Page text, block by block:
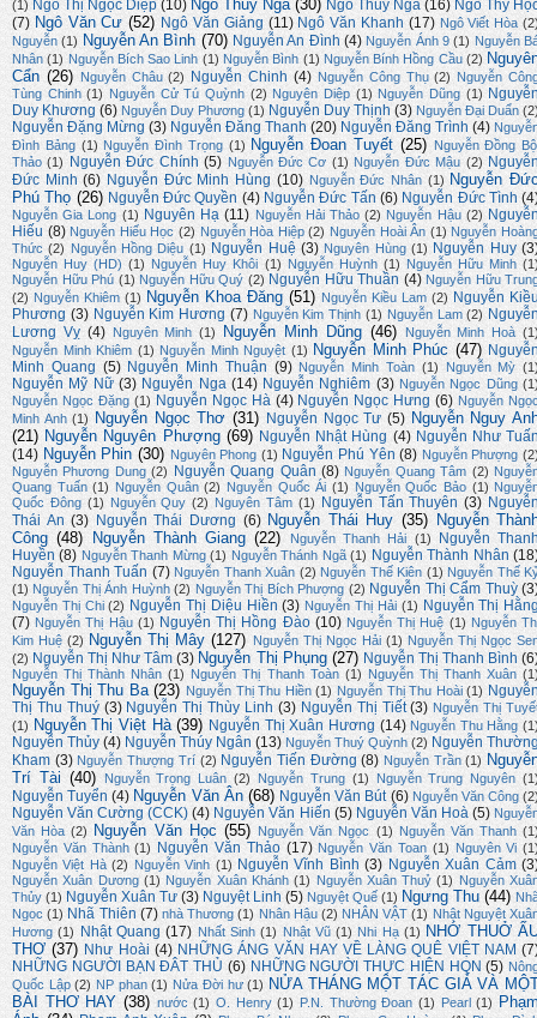
(1) Ngô Thị Ngọc Diệp (10) Ngô Thuý Nga (30) Ngô Thúy Nga (16) Ngô Thy
(7) Ngô Văn Cư (52) Ngô Văn Giảng (11) Ngô Văn Khanh (17) Ngô Viết Hòa
Nguyễn (1) Nguyễn An Bình (70) Nguyễn An Đình (4) Nguyễn Ánh 9 (1) Nguyễn
Nhân (1) Nguyễn Bích Sao Linh (1) Nguyễn Bình (1) Nguyễn Bính Hồng Cầu (2)
Cẩn (26) Nguyễn Châu (2) Nguyễn Chinh (4) Nguyễn Công Thụ (2) Nguyễn
Tùng Chinh (1) Nguyễn Cử Tú Quỳnh (2) Nguyên Diệp (1) Nguyễn Dũng (1)
Duy Khương (6) Nguyễn Duy Phương (1) Nguyễn Duy Thịnh (3) Nguyễn Đại Duẩn
Nguyễn Đặng Mừng (3) Nguyễn Đăng Thanh (20) Nguyễn Đăng Trình (4)
Đình Bảng (1) Nguyễn Đình Trọng (1) Nguyễn Đoan Tuyết (25)
Nguyễn Đồng
Thảo (1) Nguyễn Đức Chính (5) Nguyễn Đức Cơ (1) Nguyễn Đức Mậu (2)
Đức Minh (6) Nguyễn Đức Minh Hùng (10) Nguyễn Đức Nhân (1) Nguyễn
Phú Thọ (26) Nguyễn Đức Quyền (4) Nguyễn Đức Tấn (6) Nguyễn Đức Tình
Nguyễn Gia Long (1) Nguyên Hạ (11) Nguyễn Hải Thảo (2) Nguyễn Hậu (2)
Hiếu (8) Nguyễn Hiếu Học (2) Nguyễn Hòa Hiệp (2) Nguyễn Hoài Ân (1) Nguyễn
Thức (2) Nguyễn Hồng Diệu (1) Nguyễn Huệ (3) Nguyên Hùng (1) Nguyễn Huy
Nguyễn Huy (HD) (1) Nguyễn Huy Khôi (1) Nguyễn Huỳnh (1) Nguyễn Hữu Minh
Nguyễn Hữu Phú (1) Nguyễn Hữu Quý (2) Nguyễn Hữu Thuần (4) Nguyễn Hữu
(2) Nguyễn Khiêm (1) Nguyễn Khoa Đăng (51) Nguyễn Kiều Lam (2) Nguyễn
Phương (3) Nguyễn Kim Hương (7) Nguyễn Kim Thịnh (1) Nguyễn Lam (2)
Lương Vỵ (4) Nguyên Minh (1) Nguyễn Minh Dũng (46) Nguyễn Minh Hoà
Nguyễn Minh Khiêm (1) Nguyễn Minh Nguyệt (1) Nguyễn Minh Phúc (47)
Minh Quang (5) Nguyễn Minh Thuận (9) Nguyễn Minh Toàn (1) Nguyễn Mỳ
Nguyễn Mỹ Nữ (3) Nguyễn Nga (14) Nguyễn Nghiêm (3) Nguyễn Ngọc Dũng
Nguyễn Ngọc Đặng (1) Nguyễn Ngọc Hà (4) Nguyễn Ngọc Hưng (6) Nguyễn
Minh Anh (1) Nguyễn Ngọc Thơ (31) Nguyễn Ngọc Tư (5) Nguyễn Nguy
(21) Nguyễn Nguyên Phượng (69) Nguyễn Nhật Hùng (4) Nguyễn Như
(14) Nguyễn Phin (30) Nguyên Phong (1) Nguyễn Phú Yên (8) Nguyễn Phượng
Nguyễn Phương Dung (2) Nguyễn Quang Quân (8) Nguyễn Quang Tâm (2)
Quang Tuấn (1) Nguyễn Quân (2) Nguyễn Quốc Ái (1) Nguyễn Quốc Bảo (1)
Quốc Đông (1) Nguyễn Quy (2) Nguyên Tâm (1) Nguyễn Tấn Thuyên (3)
Thái An (3) Nguyễn Thái Dương (6) Nguyễn Thái Huy (35)
Nguyễn
Công (48) Nguyễn Thành Giang (22) Nguyễn Thanh Hải (1)
Nguyễn
Huyền (8) Nguyễn Thanh Mừng (1) Nguyễn Thánh Ngã (1) Nguyễn Thành Nhân
Nguyễn Thanh Tuấn (7) Nguyễn Thanh Xuân (2) Nguyễn Thế Kiên (1) Nguyễn Thế
(1) Nguyễn Thị Ánh Huỳnh (2) Nguyễn Thị Bích Phượng (2) Nguyễn Thị Cẩm Thuỳ
Nguyễn Thị Chi (2) Nguyễn Thị Diệu Hiền (3) Nguyễn Thị Hải (1) Nguyễn Thị
(7) Nguyễn Thị Hậu (1) Nguyễn Thị Hồng Đào (10) Nguyễn Thị Huệ (1) Nguyễn
Kim Huệ (2) Nguyễn Thị Mây (127) Nguyễn Thị Ngọc Hải (1) Nguyễn Thị Ngọc
(2) Nguyễn Thị Như Tâm (3) Nguyễn Thị Phụng (27) Nguyễn Thị Thanh Bình
Nguyễn Thị Thành Nhân (1) Nguyễn Thị Thanh Toàn (1) Nguyễn Thị Thanh Xuân
Nguyễn Thị Thu Ba (23) Nguyễn Thị Thu Hiền (1) Nguyễn Thị Thu Hoài (1)
Thị Thu Thuý (3) Nguyễn Thị Thùy Linh (3) Nguyễn Thị Tiết (3) Nguyễn Thị
(1) Nguyễn Thị Việt Hà (39) Nguyễn Thị Xuân Hương (14) Nguyễn Thu Hằng
Nguyễn Thủy (4) Nguyễn Thúy Ngân (13) Nguyễn Thuý Quỳnh (2) Nguyễn
Kham (3) Nguyễn Thượng Trí (2) Nguyễn Tiến Đường (8) Nguyễn Trần (1)
Trí Tài (40) Nguyễn Trọng Luân (2) Nguyễn Trung (1) Nguyễn Trung Nguyên
Nguyễn Tuyển (4) Nguyễn Văn Ân (68) Nguyễn Văn Bút (6) Nguyễn Văn Công
Nguyễn Văn Cường (CCK) (4) Nguyễn Văn Hiến (5) Nguyễn Văn Hoà (5)
Văn Hòa (2) Nguyễn Văn Học (55) Nguyễn Văn Ngọc (1) Nguyễn Văn Thanh
Nguyễn Văn Thành (1) Nguyễn Văn Thảo (17) Nguyễn Văn Toan (1) Nguyên Vi
Nguyễn Việt Hà (2) Nguyễn Vinh (1) Nguyễn Vĩnh Bình (3) Nguyễn Xuân Cảm
Nguyễn Xuân Dương (1) Nguyễn Xuân Khánh (1) Nguyễn Xuân Thuỷ (1) Nguyễn
Thủy (1) Nguyễn Xuân Tư (3) Nguyệt Linh (5) Nguyệt Quế (1) Ngưng Thu (44)
Ngọc (1) Nhã Thiên (7) nhà Thương (1) Nhân Hậu (2) NHÂN VẬT (1) Nhật Nguyệt
Hương (1) Nhật Quang (17) Nhất Sinh (1) Nhật Vũ (1) Nhi Hạ (1) NHỚ THUỞ
THƠ (37) Như Hoài (4) NHỮNG ÁNG VĂN HAY VỀ LÀNG QUÊ VIỆT NAM
NHỮNG NGƯỜI BẠN ĐÂT THỦ (6) NHỮNG NGƯỜI THỰC HIỆN HQN (5)
Quốc Lập (2) NP phan (1) Nửa Đời hư (1) NỬA THÁNG MỘT TÁC GIẢ VÀ
BÀI THƠ HAY (38) nước (1) O. Henry (1) P.N. Thường Đoan (1) Pearl (1)